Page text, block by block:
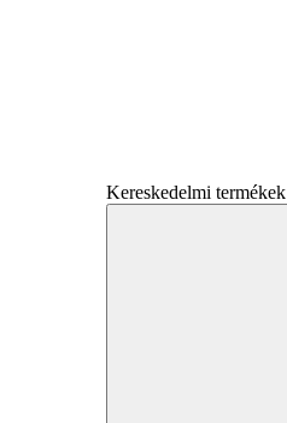
Kereskedelmi termékek